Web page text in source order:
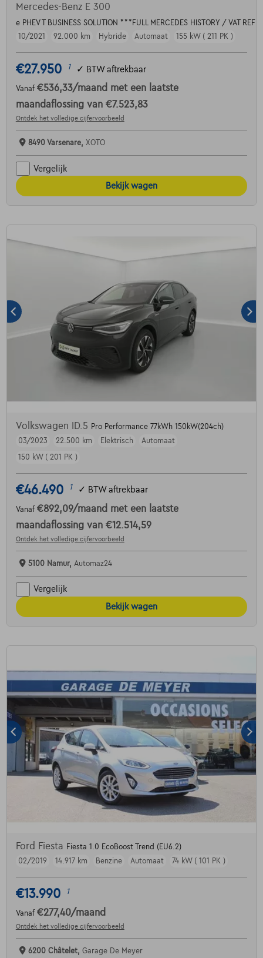
Mercedes-Benz E 300
e PHEV T BUSINESS SOLUTION ***FULL MERCEDES HISTORY / VAT
10/2021
92.000 km Hybride Automaat 155 kW ( 211 PK )
€27.950 1 ✓ BTW aftrekbaar
Vanaf €536,33/maand met een laatste
maandaflossing van €7.523,83
Ontdek het volledige cijfervoorbeeld
8490 Varsenare, XOTO
Vergelijk
Bekijk wagen
Volkswagen ID.5 Pro Performance 77kWh 150kW(204ch)
03/2023
22.500 km Elektrisch
Automaat
150 kW ( 201 PK )
€46.490 1 ✓ BTW aftrekbaar
Vanaf €892,09/maand met een laatste
maandaflossing van €12.514,59
Ontdek het volledige cijfervoorbeeld
5100 Namur, Automaz24
Vergelijk
Bekijk wagen
Ford Fiesta Fiesta 1.0 EcoBoost Trend (EU6.2)
02/2019
14.917 km Benzine Automaat 74 kW ( 101 PK )
€13.990 1
Vanaf €277,40/maand
Ontdek het volledige cijfervoorbeeld
6200 Châtelet, Garage De Meyer